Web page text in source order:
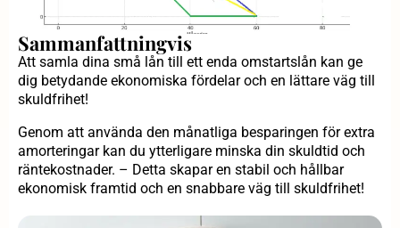
Sammanfattningvis
Att samla dina små lån till ett enda omstartslån kan ge
dig betydande ekonomiska fördelar och en lättare väg till
skuldfrihet!
Genom att använda den månatliga besparingen för extra
amorteringar kan du ytterligare minska din skuldtid och
räntekostnader. – Detta skapar en stabil och hållbar
ekonomisk framtid och en snabbare väg till skuldfrihet!